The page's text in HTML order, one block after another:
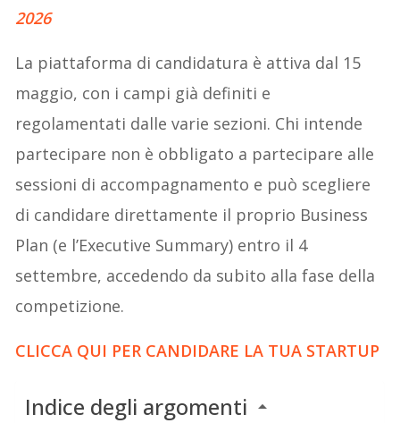
2026
La piattaforma di candidatura è attiva dal 15
maggio, con i campi già definiti e
regolamentati dalle varie sezioni. Chi intende
partecipare non è obbligato a partecipare alle
sessioni di accompagnamento e può scegliere
di candidare direttamente il proprio Business
Plan (e l’Executive Summary) entro il 4
settembre, accedendo da subito alla fase della
competizione.
CLICCA QUI PER CANDIDARE LA TUA STARTUP
Indice degli argomenti